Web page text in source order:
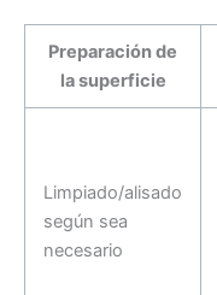
Preparación de
la superficie
Limpiado/alisado
según sea
necesario